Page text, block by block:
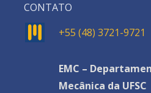
CONTATO
+55 (48) 3721-9721
EMC –
Mecânica da UFSC